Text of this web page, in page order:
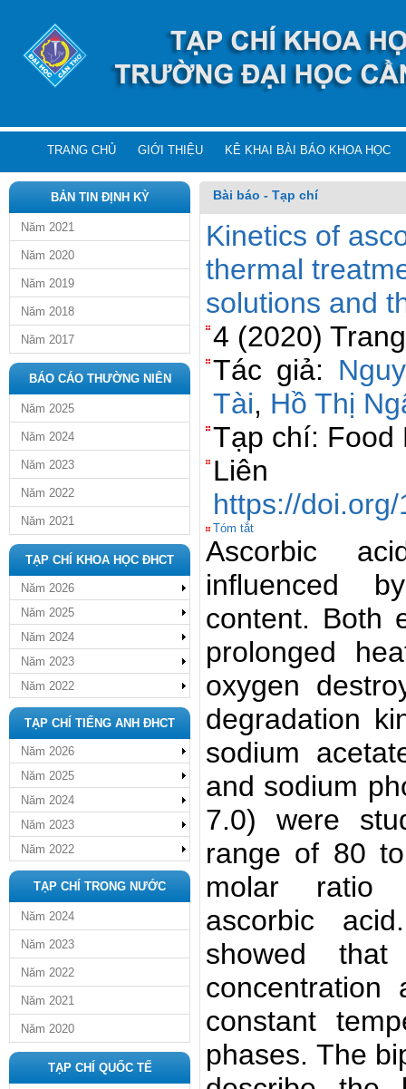
TRANG CHỦ GIỚI THIỆU KÊ KHAI BÀI BÁO KHOA HỌC
BẢN TIN ĐỊNH KỲ
Năm 2021
Năm 2020
Năm 2019
Năm 2018
Năm 2017
BÁO CÁO THƯỜNG NIÊN
Năm 2025
Năm 2024
Năm 2023
Năm 2022
Năm 2021
TẠP CHÍ KHOA HỌC ĐHCT
Năm 2026
Năm 2025
Năm 2024
Năm 2023
Năm 2022
TẠP CHÍ TIẾNG ANH ĐHCT
Năm 2026
Năm 2025
Năm 2024
Năm 2023
Năm 2022
TẠP CHÍ TRONG NƯỚC
Năm 2024
Năm 2023
Năm 2022
Năm 2021
Năm 2020
TẠP CHÍ QUỐC TẾ
Bài báo - Tạp chí
Kinetics of
thermal
solutions and
4 (2020)
Tác giả:
Tài, Hồ Thị
Tạp chí: Food
https://
Tóm tắt
Ascorbic
influenced
content. Both
prolonged
oxygen
degradation
sodium
and sodium
7.0) were
range of 80
molar ratio
ascorbic
showed
constant
phases. The